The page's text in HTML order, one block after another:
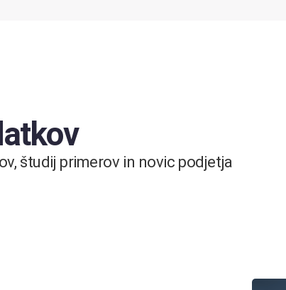
študij primerov in novic podjetja